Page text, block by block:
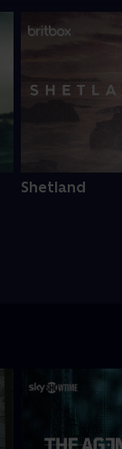
Shetland